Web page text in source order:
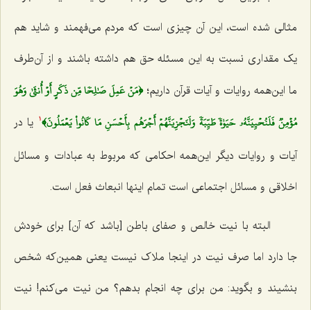
مثالى شده است، این آن چیزى است که مردم مى‌فهمند و شاید هم
یک مقدارى نسبت به این مسئله حق هم داشته باشند و از آن‌طرف
ما این‌همه روایات و آیات قرآن داریم؛﴿مَنۡ عَمِلَ صَٰلِحٗا مِّن ذَكَرٍ أَوۡ أُنثَىٰ وَهُوَ
مُؤۡمِنٞ فَلَنُحۡيِيَنَّهُۥ حَيَوٰةٗ طَيِّبَةٗ وَلَنَجۡزِيَنَّهُمۡ أَجۡرَهُم بِأَحۡسَنِ مَا كَانُواْ يَعۡمَلُونَ﴾1
یا در
آیات و روایات دیگر این‌همه احکامى که مربوط به عبادات و مسائل
اخلاقى و مسائل اجتماعى است تمام اینها انبعاث فعل است.
البته با نیت خالص و صفاى باطن [باشد که آن] براى خودش
جا دارد اما صرف نیت در اینجا ملاک نیست یعنى همین‌که شخص
بنشیند و بگوید: من برای چه انجام بدهم؟ من نیت مى‌کنم! نیت